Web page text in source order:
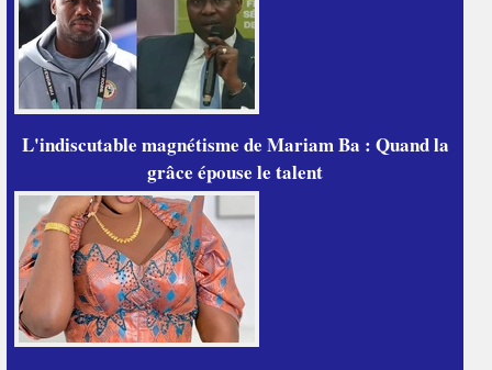
L'indiscutable magnétisme de Mariam Ba : Quand la
grâce épouse le talent